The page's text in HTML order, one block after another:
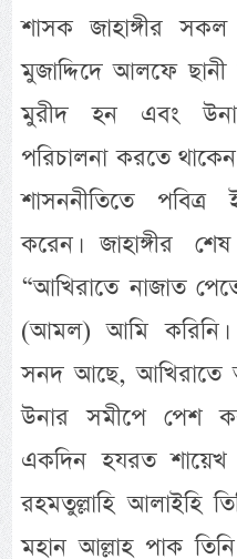
শাসক জাহাঙ্গীর
মুজাদ্দিদে আলফে
মুরীদ হন এবং
পরিচালনা করতে
শাসননীতিতে
করেন। জাহাঙ্গীর
“আখিরাতে নাজাত
(আমল) আমি
সনদ আছে, আখিরাতে
উনার সমীপে পেশ
একদিন হযরত শায়েখ
রহমতুল্লাহি আলাইহি
মহান আল্লাহ পাক